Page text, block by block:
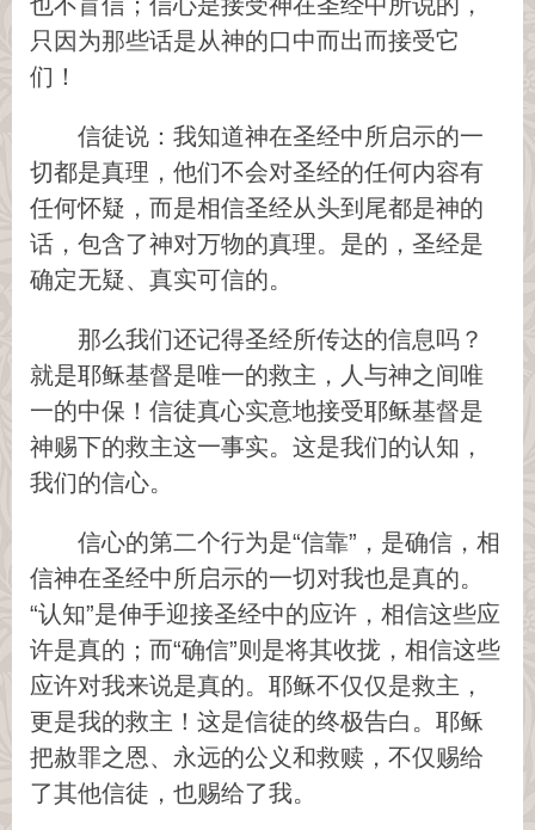
只因为那些话是从神的口中而出而接受它
们！
信徒说：我知道神在圣经中所启示的一
切都是真理，他们不会对圣经的任何内容有
任何怀疑，而是相信圣经从头到尾都是神的
话，包含了神对万物的真理。是的，圣经是
确定无疑、真实可信的。
那么我们还记得圣经所传达的信息吗？
就是耶稣基督是唯一的救主，人与神之间唯
一的中保！信徒真心实意地接受耶稣基督是
神赐下的救主这一事实。这是我们的认知，
我们的信心。
信心的第二个行为是“信靠”，是确信，相
信神在圣经中所启示的一切对我也是真的。
“认知”是伸手迎接圣经中的应许，相信这些应
许是真的；而“确信”则是将其收拢，相信这些
应许对我来说是真的。耶稣不仅仅是救主，
更是我的救主！这是信徒的终极告白。耶稣
把赦罪之恩、永远的公义和救赎，不仅赐给
了其他信徒，也赐给了我。